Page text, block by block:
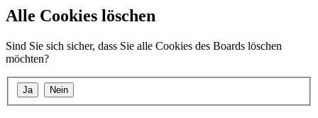
Alle Cookies löschen
Sind Sie sich sicher, dass Sie alle Cookies des Boards löschen
möchten?